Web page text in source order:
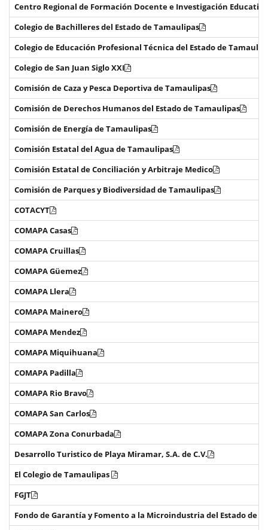
Centro Regional de Formación Docente e Investigación Educativa
Colegio de Bachilleres del Estado de Tamaulipas
Colegio de Educación Profesional Técnica del Estado de
Colegio de San Juan Siglo XXI
Comisión de Caza y Pesca Deportiva de Tamaulipas
Comisión de Derechos Humanos del Estado de Tamaulipas
Comisión de Energía de Tamaulipas
Comisión Estatal del Agua de Tamaulipas
Comisión Estatal de Conciliación y Arbitraje Medico
Comisión de Parques y Biodiversidad de Tamaulipas
COTACYT
COMAPA Casas
COMAPA Cruillas
COMAPA Güemez
COMAPA Llera
COMAPA Mainero
COMAPA Mendez
COMAPA Miquihuana
COMAPA Padilla
COMAPA Rio Bravo
COMAPA San Carlos
COMAPA Zona Conurbada
Desarrollo Turistico de Playa Miramar, S.A. de C.V.
El Colegio de Tamaulipas
FGJT
Fondo de Garantía y Fomento a la Microindustria del Estado de